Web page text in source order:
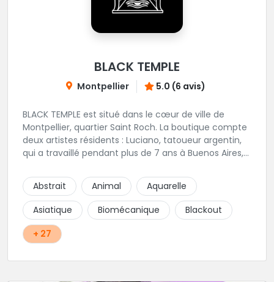
BLACK TEMPLE
Montpellier 5.0 (6 avis)
BLACK TEMPLE est situé dans le cœur de ville de
Montpellier, quartier Saint Roch. La boutique compte
deux artistes résidents : Luciano, tatoueur argentin,
qui a travaillé pendant plus de 7 ans à Buenos Aires,
qui a travaillé dans plusieurs boutiques de la ville
avant de rejoindre notre équipe. La boutique
accueille plusieurs artistes tatoueurs en tant que
guests tout au long de l'année afin de proposer
d'autres styles.
Abstrait Animal
Aquarelle
Asiatique
Biomécanique
Blackout
+ 27